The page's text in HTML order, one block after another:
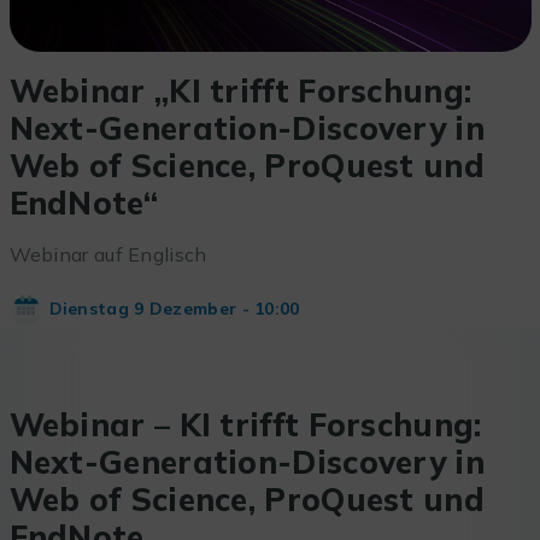
Webinar „KI trifft Forschung:
Next-Generation-Discovery in
Web of Science, ProQuest und
EndNote“
Webinar auf Englisch
Dienstag 9 Dezember - 10:00
Webinar – KI trifft Forschung:
Next-Generation-Discovery in
Web of Science, ProQuest und